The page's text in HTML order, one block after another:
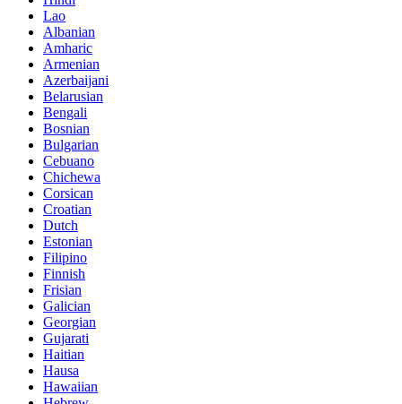
Lao
Albanian
Amharic
Armenian
Azerbaijani
Belarusian
Bengali
Bosnian
Bulgarian
Cebuano
Chichewa
Corsican
Croatian
Dutch
Estonian
Filipino
Finnish
Frisian
Galician
Georgian
Gujarati
Haitian
Hausa
Hawaiian